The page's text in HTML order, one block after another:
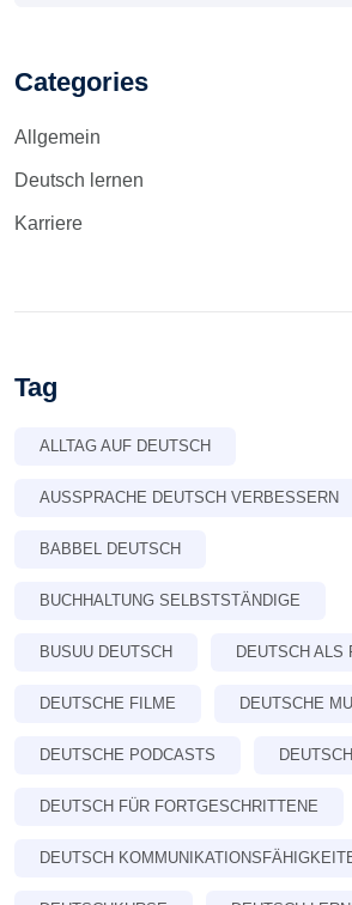
Categories
Allgemein
Deutsch lernen
Karriere
Tag
ALLTAG AUF DEUTSCH
AUSSPRACHE DEUTSCH VERBESSERN
BABBEL DEUTSCH
BUCHHALTUNG SELBSTSTÄNDIGE
BUSUU DEUTSCH DEUTSCH ALS
DEUTSCHE FILME DEUTSCHE
DEUTSCHE PODCASTS
DEUTSCH FÜR FORTGESCHRITTENE
DEUTSCH